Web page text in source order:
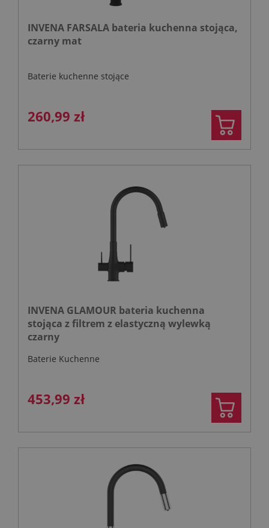
INVENA FARSALA bateria kuchenna stojąca,
czarny mat
Baterie kuchenne stojące
260,99 zł
INVENA GLAMOUR bateria kuchenna
stojąca z filtrem z elastyczną wylewką
czarny
Baterie Kuchenne
453,99 zł